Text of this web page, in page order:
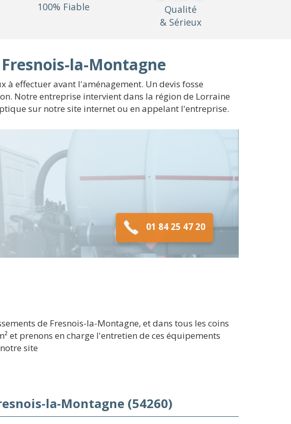
100% Fiable
Qualité
& Sérieux
la-Montagne
effectuer avant l'aménagement. Un devis fosse
Notre entreprise intervient dans la région de Lorraine
sur notre site internet ou en appelant l'entreprise.
01 84 25 47 20
de Fresnois-la-Montagne, et dans tous les coins
et prenons en charge l'entretien de ces équipements
site
la-Montagne (54260)